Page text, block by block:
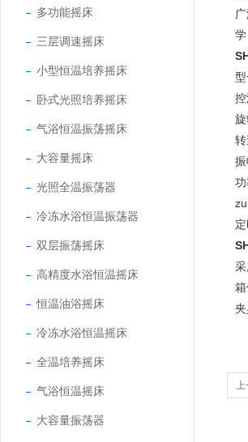
多功能摇床
三层调速摇床
小型恒温培养摇床
卧式光照培养摇床
气浴恒温振荡摇床
大容量摇床
光照全温振荡器
冷冻水浴恒温振荡器
双层振荡摇床
高精度水浴恒温摇床
恒温油浴摇床
冷冻水浴恒温摇床
全温培养摇床
气浴恒温摇床
大容量振荡器
上